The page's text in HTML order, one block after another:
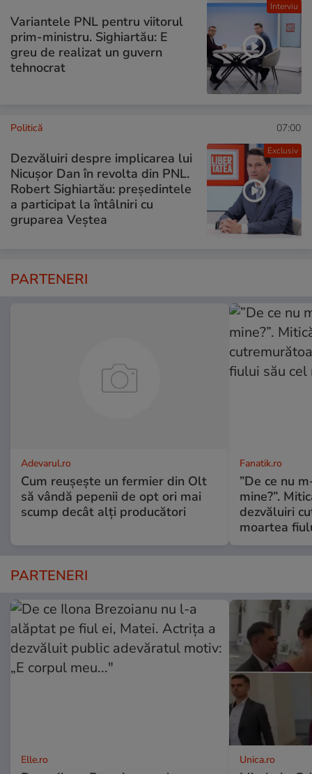
Interviu
Variantele PNL pentru viitorul
prim-ministru. Sighiartău: E
greu de realizat un guvern
tehnocrat
Exclusiv
Politică 07:00
Dezvăluiri despre implicarea lui
Nicușor Dan în revolta din PNL.
Robert Sighiartău: președintele
a participat la întâlniri cu
gruparea Veștea
PARTENERI
Adevarul.ro
Cum reușește un fermier din Olt
să vândă pepenii de opt ori mai
scump decât alți producători
Fanatik.ro
”De ce nu
mine?”.
dezvăluiri
moartea
PARTENERI
Elle.ro Unica.ro